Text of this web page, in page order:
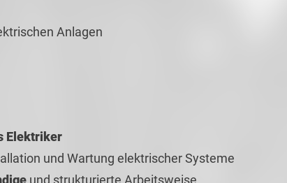
Anlagen
Elektriker
und Wartung elektrischer Systeme
und strukturierte Arbeitsweise